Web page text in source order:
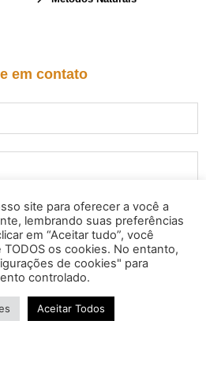
em contato
site para oferecer a você a
lembrando suas preferências
em “Aceitar tudo”, você
os cookies. No entanto,
de cookies" para
controlado.
Aceitar Todos